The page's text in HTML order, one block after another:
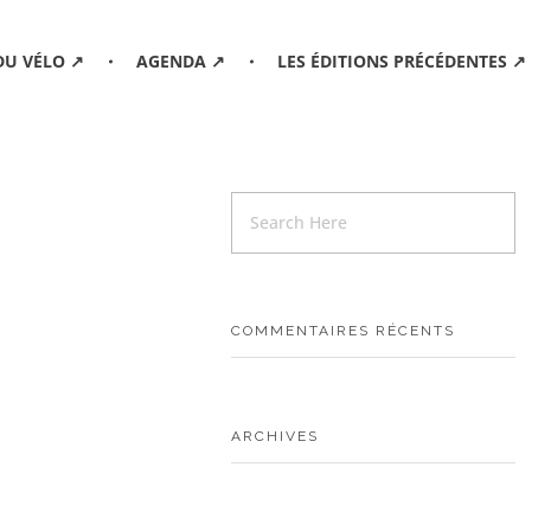
VÉLO ↗ AGENDA ↗ LES ÉDITIONS PRÉCÉDENTES ↗
COMMENTAIRES RÉCENTS
ARCHIVES